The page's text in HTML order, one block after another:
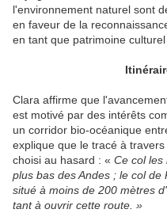
l'environnement naturel sont
en faveur de la
en tant que patrimoine culturel
Clara affirme que
est motivé par des intérêts
un corridor bio-océanique
explique que le tracé à
choisi au hasard : « Ce col les
plus bas des Andes ; le col de
situé à moins de 200 mètres
tant à ouvrir cette route. »